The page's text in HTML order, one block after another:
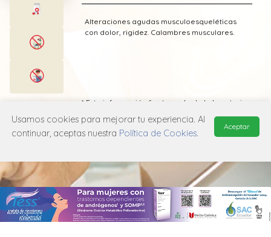
Alteraciones agudas musculoesqueléticas
con dolor, rigidez. Calambres musculares.
* Esta información fue tomada de Laboratorio
Farmacéutico Edifarm (ISBN: 9798281009201)
MANUAL DE USUARIO
POLÍTICA DE PRIVACIDAD
POLÍTICA DE COOKIES
Usamos cookies para mejorar tu experiencia. Al
continuar, aceptas nuestra Política de Cookies.
Aceptar